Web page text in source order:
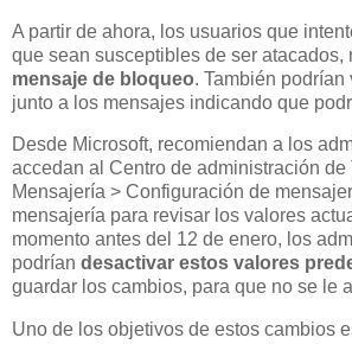
A partir de ahora, los usuarios que
que sean susceptibles de ser atacados,
mensaje de bloqueo. También podrían
junto a los mensajes indicando que
Desde Microsoft, recomiendan a los
accedan al Centro de administración de
Mensajería > Configuración de
mensajería para revisar los valores
momento antes del 12 de enero, los
podrían desactivar estos valores
guardar los cambios, para que no se le
Uno de los objetivos de estos cambios